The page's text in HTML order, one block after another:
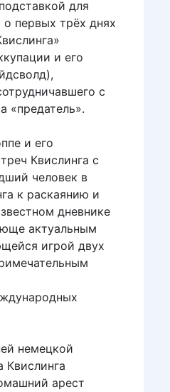
для
о первых трёх днях
и его
с
«предатель».
и его
Квислинга с
человек в
к раскаянию и
дневнике
актуальным
игрой двух
немецкой
Квислинга
арест